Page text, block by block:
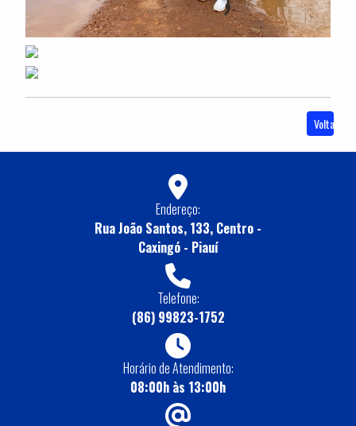
Voltar
Endereço:
Rua João Santos, 133, Centro -
Caxingó - Piauí
Telefone:
(86) 99823-1752
Horário de Atendimento:
08:00h às 13:00h